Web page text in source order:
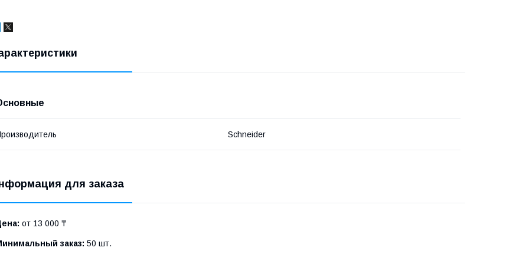
Schneider
для заказа
от 13 000 ₸
заказ: 50 шт.